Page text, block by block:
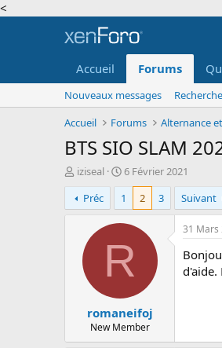
<
Accueil Forums
Nouveaux messages
Accueil
Forums Alternance
BTS SIO SLAM
A
u
t
e
s
iziseal
D
a
t
e
d
d
é
u
t
6 Février 2021
Préc
1 2 3 Suivant
R
romaneifoj
New Member
31 Mars
d'aide.